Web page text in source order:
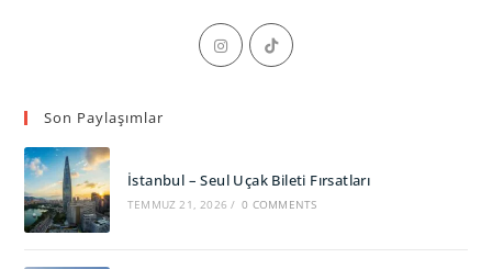
Opens
in
Opens
Son Paylaşımlar
İstanbul – Seul Uçak Bileti Fırsatları
TEMMUZ 21, 2026 / 0 COMMENTS